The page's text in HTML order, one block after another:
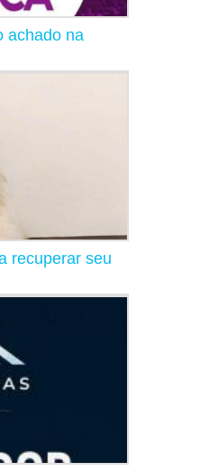
achado na
recuperar seu